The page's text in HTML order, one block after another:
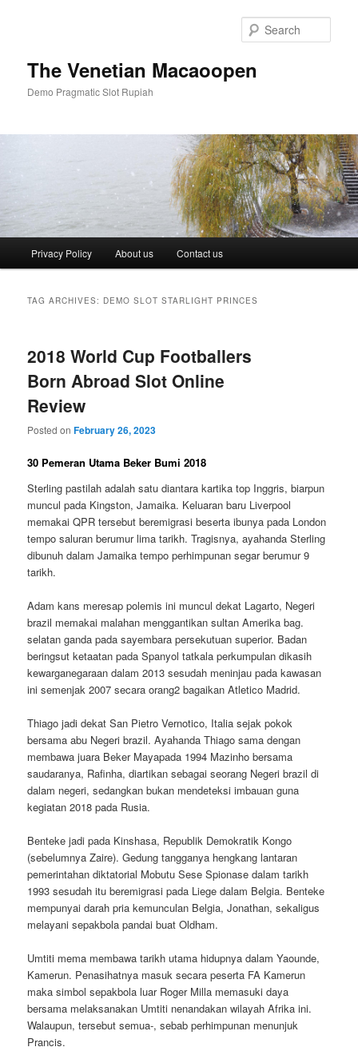
The Venetian Macaoopen
Demo Pragmatic Slot Rupiah
Privacy Policy About us Contact us
TAG ARCHIVES: DEMO SLOT STARLIGHT PRINCES
2018 World Cup Footballers
Born Abroad Slot Online
Review
Posted onFebruary 26, 2023
30 Pemeran Utama Beker Bumi 2018
Sterling pastilah adalah satu diantara kartika top Inggris, biarpun
muncul pada Kingston, Jamaika. Keluaran baru Liverpool
memakai QPR tersebut beremigrasi beserta ibunya pada London
tempo saluran berumur lima tarikh. Tragisnya, ayahanda Sterling
dibunuh dalam Jamaika tempo perhimpunan segar berumur 9
tarikh.
Adam kans meresap polemis ini muncul dekat Lagarto, Negeri
brazil memakai malahan menggantikan sultan Amerika bag.
selatan ganda pada sayembara persekutuan superior. Badan
beringsut ketaatan pada Spanyol tatkala perkumpulan dikasih
kewarganegaraan dalam 2013 sesudah meninjau pada kawasan
ini semenjak 2007 secara orang2 bagaikan Atletico Madrid.
Thiago jadi dekat San Pietro Vernotico, Italia sejak pokok
bersama abu Negeri brazil. Ayahanda Thiago sama dengan
membawa juara Beker Mayapada 1994 Mazinho bersama
saudaranya, Rafinha, diartikan sebagai seorang Negeri brazil di
dalam negeri, sedangkan bukan mendeteksi imbauan guna
kegiatan 2018 pada Rusia.
Benteke jadi pada Kinshasa, Republik Demokratik Kongo
(sebelumnya Zaire). Gedung tangganya hengkang lantaran
pemerintahan diktatorial Mobutu Sese Spionase dalam tarikh
1993 sesudah itu beremigrasi pada Liege dalam Belgia. Benteke
mempunyai darah pria kemunculan Belgia, Jonathan, sekaligus
melayani sepakbola pandai buat Oldham.
Umtiti mema membawa tarikh utama hidupnya dalam Yaounde,
Kamerun. Penasihatnya masuk secara peserta FA Kamerun
maka simbol sepakbola luar Roger Milla memasuki daya
bersama melaksanakan Umtiti nenandakan wilayah Afrika ini.
Walaupun, tersebut semua-, sebab perhimpunan menunjuk
Prancis.